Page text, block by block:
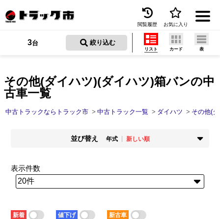
トラック買取
お問い合わせ
閲覧履歴 お気に入り
その他(ダイハツ)(ダイハツ)箱バンの中
古車一覧
3台 絞り込む
リスト カード 表
中古トラックならトラック市 中古トラック一覧 ダイハツ その他(
並び替え 年式
新しい順
新着順
走行距離
少ない順
多い順
価格
安い順
高い順
少ない順
多い順
短い順
表示件数
新着 値下げ 新古車